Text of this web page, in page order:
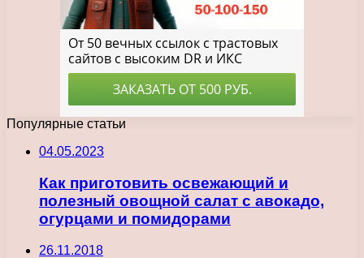
Популярные статьи
04.05.2023
Как приготовить освежающий и
полезный овощной салат с авокадо,
огурцами и помидорами
26.11.2018